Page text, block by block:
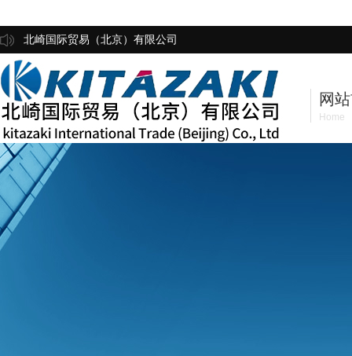
北崎国际贸易（北京）有限公司
网
Home